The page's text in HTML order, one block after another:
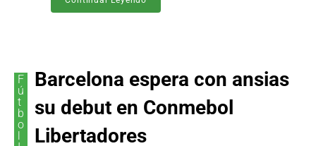
F
ú
t
b
o
l
Barcelona espera con ansias
su debut en Conmebol
Libertadores